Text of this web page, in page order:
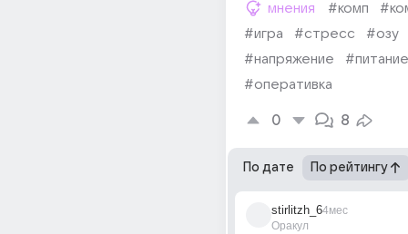
мнения #комп
#игра
#стресс
#озу
#напряжение
#питание
#оперативка
0 8
По дате По рейтингу
stirlitzh_6
Оракул
4мес